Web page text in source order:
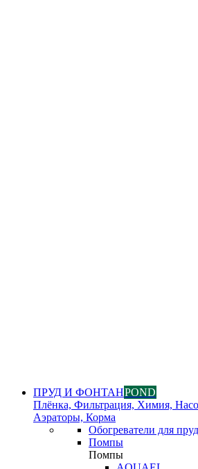
ПРУД И ФОНТАНPOND
Плёнка, Фильтрация, Химия,
Аэраторы, Корма
Обогреватели для
Помпы
Помпы